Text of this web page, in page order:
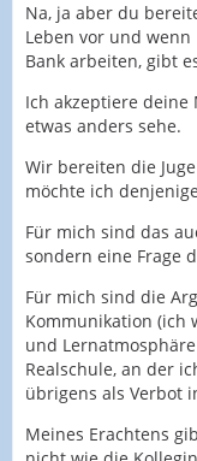
Na, ja aber du
Leben vor und
Bank arbeiten, gibt
Ich akzeptiere deine
etwas anders sehe.
Wir bereiten die
möchte ich
Für mich sind das
sondern eine Frage
Für mich sind die
Kommunikation (ich
und
Realschule, an der
übrigens als Verbot
Meines Erachtens